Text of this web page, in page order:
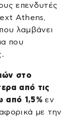
επενδυτές
Athens,
λαμβάνει
που
στο
από τις
από 1,5% εν
με την